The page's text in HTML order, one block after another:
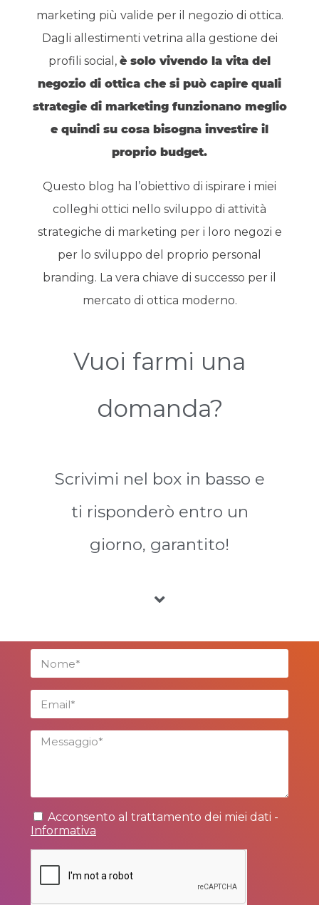
marketing più valide per il negozio di ottica.
Dagli allestimenti vetrina alla gestione dei
profili social, è solo vivendo la vita del
negozio di ottica che si può capire quali
strategie di marketing funzionano meglio
e quindi su cosa bisogna investire il
proprio budget.
Questo blog ha l’obiettivo di ispirare i miei
colleghi ottici nello sviluppo di attività
strategiche di marketing per i loro negozi e
per lo sviluppo del proprio personal
branding. La vera chiave di successo per il
mercato di ottica moderno.
Vuoi farmi una
domanda?
Scrivimi nel box in basso e
ti risponderò entro un
giorno, garantito!
Acconsento al trattamento dei miei dati -
Informativa